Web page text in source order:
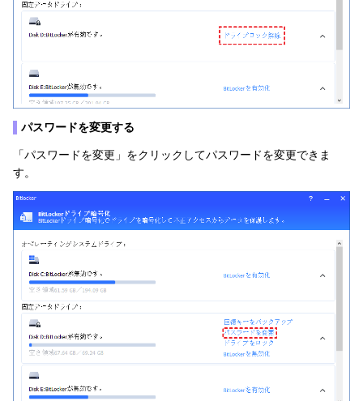
パスワードを変更する
「パスワードを変更」をクリックしてパスワードを変更できま
す。